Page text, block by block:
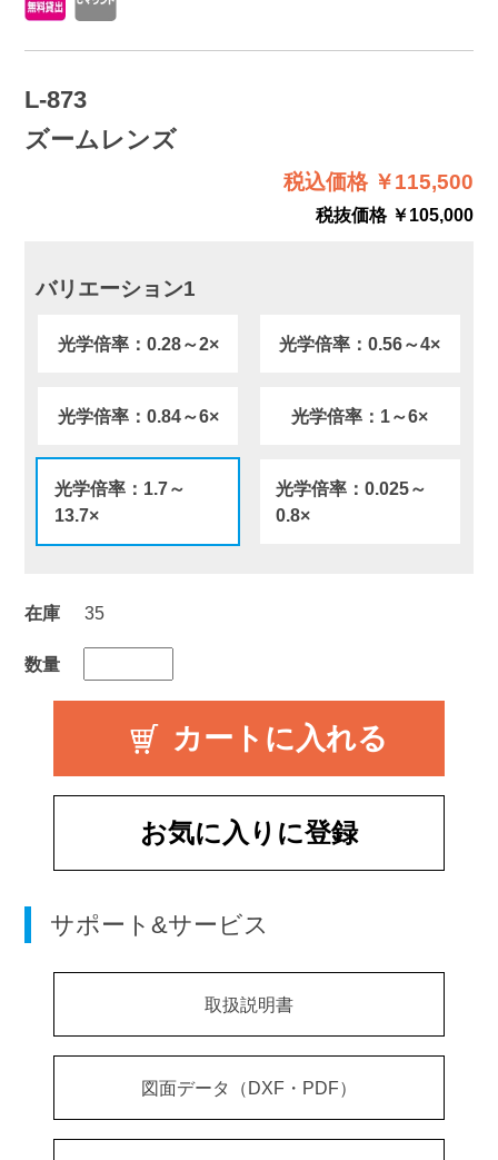
L-873
ズームレンズ
税込価格 ￥115,500
税抜価格 ￥105,000
バリエーション1
光学倍率：0.28～2× 光学倍率：0.56～4×
光学倍率：0.84～6× 光学倍率：1～6×
光学倍率：1.7～
13.7×
光学倍率：0.025～
0.8×
在庫 35
数量
お気に入りに登録
サポート&サービス
取扱説明書
図面データ（DXF・PDF）